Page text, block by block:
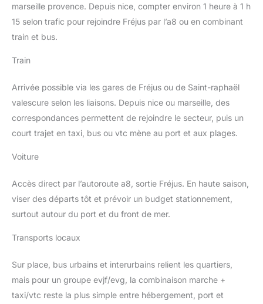
marseille provence. Depuis nice, compter environ 1 heure à 1 h
15 selon trafic pour rejoindre Fréjus par l’a8 ou en combinant
train et bus.
Train
Arrivée possible via les gares de Fréjus ou de Saint-raphaël
valescure selon les liaisons. Depuis nice ou marseille, des
correspondances permettent de rejoindre le secteur, puis un
court trajet en taxi, bus ou vtc mène au port et aux plages.
Voiture
Accès direct par l’autoroute a8, sortie Fréjus. En haute saison,
viser des départs tôt et prévoir un budget stationnement,
surtout autour du port et du front de mer.
Transports locaux
Sur place, bus urbains et interurbains relient les quartiers,
mais pour un groupe evjf/evg, la combinaison marche +
taxi/vtc reste la plus simple entre hébergement, port et